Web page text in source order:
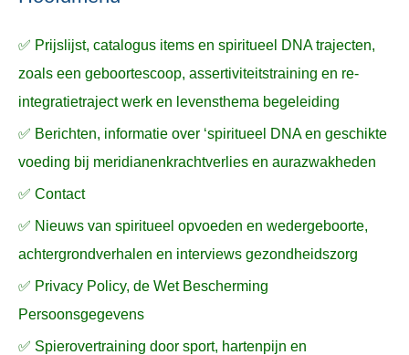
r
:
✅ Prijslijst, catalogus items en spiritueel DNA trajecten,
zoals een geboortescoop, assertiviteitstraining en re-
integratietraject werk en levensthema begeleiding
✅ Berichten, informatie over ‘spiritueel DNA en geschikte
voeding bij meridianenkrachtverlies en aurazwakheden
✅ Contact
✅ Nieuws van spiritueel opvoeden en wedergeboorte,
achtergrondverhalen en interviews gezondheidszorg
✅ Privacy Policy, de Wet Bescherming
Persoonsgegevens
✅ Spierovertraining door sport, hartenpijn en